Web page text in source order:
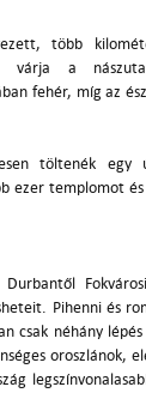
több
várja a
fehér, míg az
töltenék egy
ezer templomot
Pihenni és
csak néhány lépés
oroszlánok,